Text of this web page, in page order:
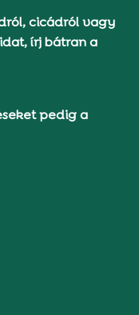
cicádról vagy
írj bátran a
pedig a